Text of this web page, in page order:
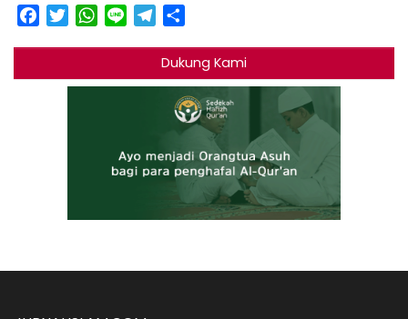
Facebook
TwitterWhatsApp
Line Telegram
Dukung Kami